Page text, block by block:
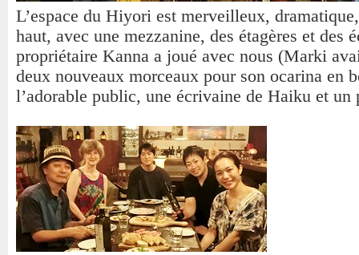
L’espace du Hiyori est merveilleux,
haut, avec une mezzanine, des étagères et des
propriétaire Kanna a joué avec nous (Marki
deux nouveaux morceaux pour son ocarina en
l’adorable public, une écrivaine de Haiku et un